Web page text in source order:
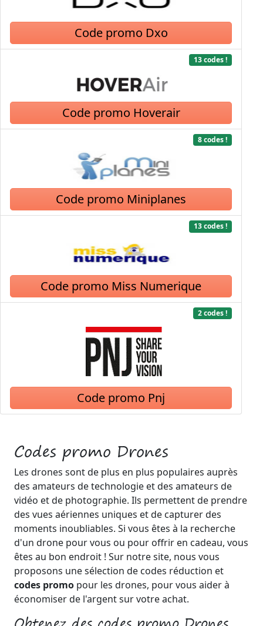
Codes promo Drones
Les drones sont de plus en plus populaires auprès
des amateurs de technologie et des amateurs de
vidéo et de photographie. Ils permettent de prendre
des vues aériennes uniques et de capturer des
moments inoubliables. Si vous êtes à la recherche
d'un drone pour vous ou pour offrir en cadeau, vous
êtes au bon endroit ! Sur notre site, nous vous
proposons une sélection de codes réduction et
codes promo pour les drones, pour vous aider à
économiser de l'argent sur votre achat.
Code promo Dxo
13 codes !
Code promo Hoverair
8 codes !
Code promo Miniplanes
13 codes !
Code promo Miss Numerique
2 codes !
Code promo Pnj